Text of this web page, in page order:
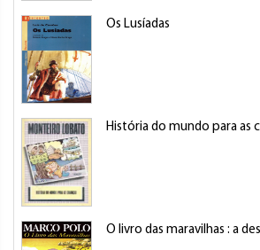
Os Lusíadas
História do mundo para as
O livro das maravilhas : a